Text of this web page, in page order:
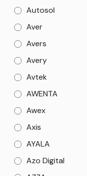
Autosol
Aver
Avers
Avery
Avtek
AWENTA
Awex
Axis
AYALA
Azo Digital